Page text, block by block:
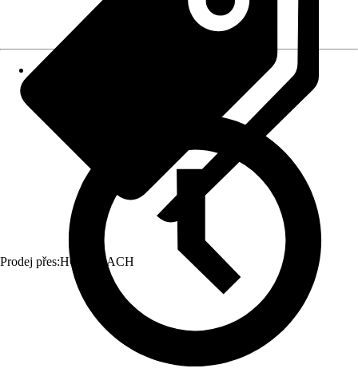
Prodej přes:HORNBACH